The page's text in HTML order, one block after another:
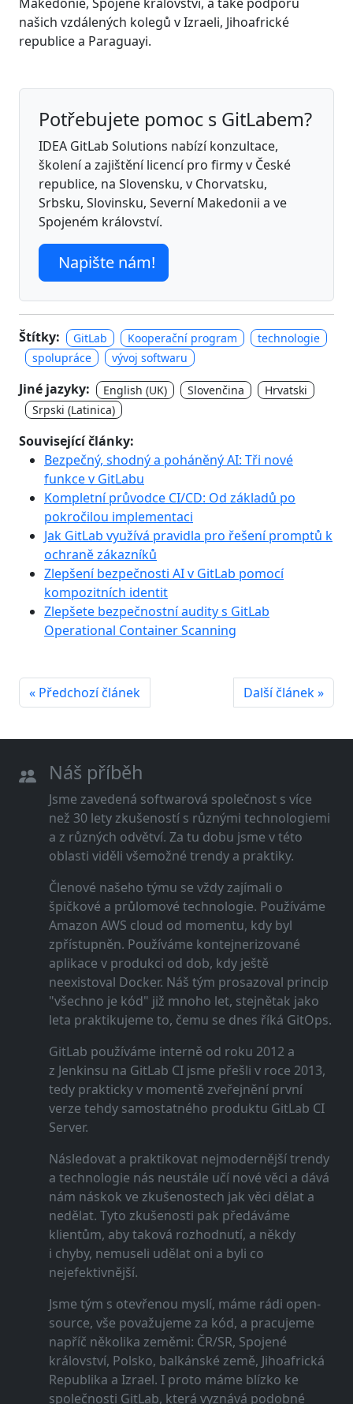
našich vzdálených kolegů v Izraeli, Jihoafrické
republice a Paraguayi.
Potřebujete pomoc s GitLabem?
IDEA GitLab Solutions nabízí konzultace,
školení a zajištění licencí pro firmy v České
republice, na Slovensku, v Chorvatsku,
Srbsku, Slovinsku, Severní Makedonii a ve
Spojeném království.
Napište nám!
Štítky: GitLab Kooperační program
technologie
spolupráce
vývoj softwaru
Jiné jazyky: English (UK) Slovenčina
Hrvatski
Srpski (Latinica)
Související články:
Bezpečný, shodný a poháněný AI: Tři nové
funkce v GitLabu
Kompletní průvodce CI/CD: Od základů po
pokročilou implementaci
Jak GitLab využívá pravidla pro řešení promptů k
ochraně zákazníků
Zlepšení bezpečnosti AI v GitLab pomocí
kompozitních identit
Zlepšete bezpečnostní audity s GitLab
Operational Container Scanning
« Předchozí článek Další článek »
Náš příběh
Jsme zavedená softwarová společnost s více
než 30 lety zkušeností s různými technologiemi
a z různých odvětví. Za tu dobu jsme v této
oblasti viděli všemožné trendy a praktiky.
Členové našeho týmu se vždy zajímali o
špičkové a průlomové technologie. Používáme
Amazon AWS cloud od momentu, kdy byl
zpřístupněn. Používáme kontejnerizované
aplikace v produkci od dob, kdy ještě
neexistoval Docker. Náš tým prosazoval princip
"všechno je kód" již mnoho let, stejnětak jako
leta praktikujeme to, čemu se dnes říká GitOps.
GitLab používáme interně od roku 2012 a
z Jenkinsu na GitLab CI jsme přešli v roce 2013,
tedy prakticky v momentě zveřejnění první
verze tehdy samostatného produktu GitLab CI
Server.
Následovat a praktikovat nejmodernější trendy
a technologie nás neustále učí nové věci a dává
nám náskok ve zkušenostech jak věci dělat a
nedělat. Tyto zkušenosti pak předáváme
klientům, aby taková rozhodnutí, a někdy
i chyby, nemuseli udělat oni a byli co
nejefektivnější.
Jsme tým s otevřenou myslí, máme rádi open-
source, vše považujeme za kód, a pracujeme
napříč několika zeměmi: ČR/SR, Spojené
království, Polsko, balkánské země, Jihoafrická
Republika a Izrael. I proto máme blízko ke
společnosti GitLab, která vyznává podobné